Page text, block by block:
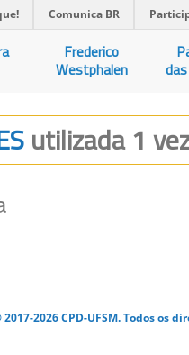
Comunica BR
Frederico
Westphalen
utilizada 1
2026 CPD-UFSM. Todos os